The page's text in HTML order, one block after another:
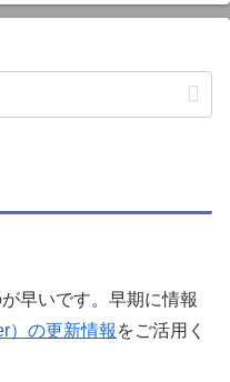
早いです。早期に情報
）の更新情報 をご活用く